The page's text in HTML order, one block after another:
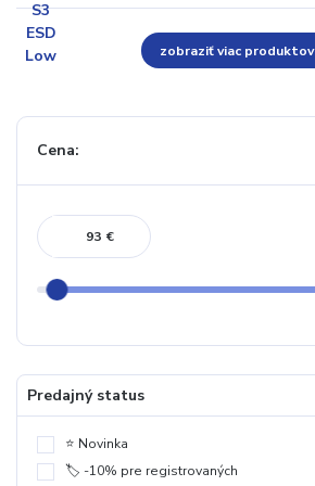
zobraziť viac produktov
Cena:
€
Predajný status
⭐️ Novinka
🏷️ -10% pre registrovaných